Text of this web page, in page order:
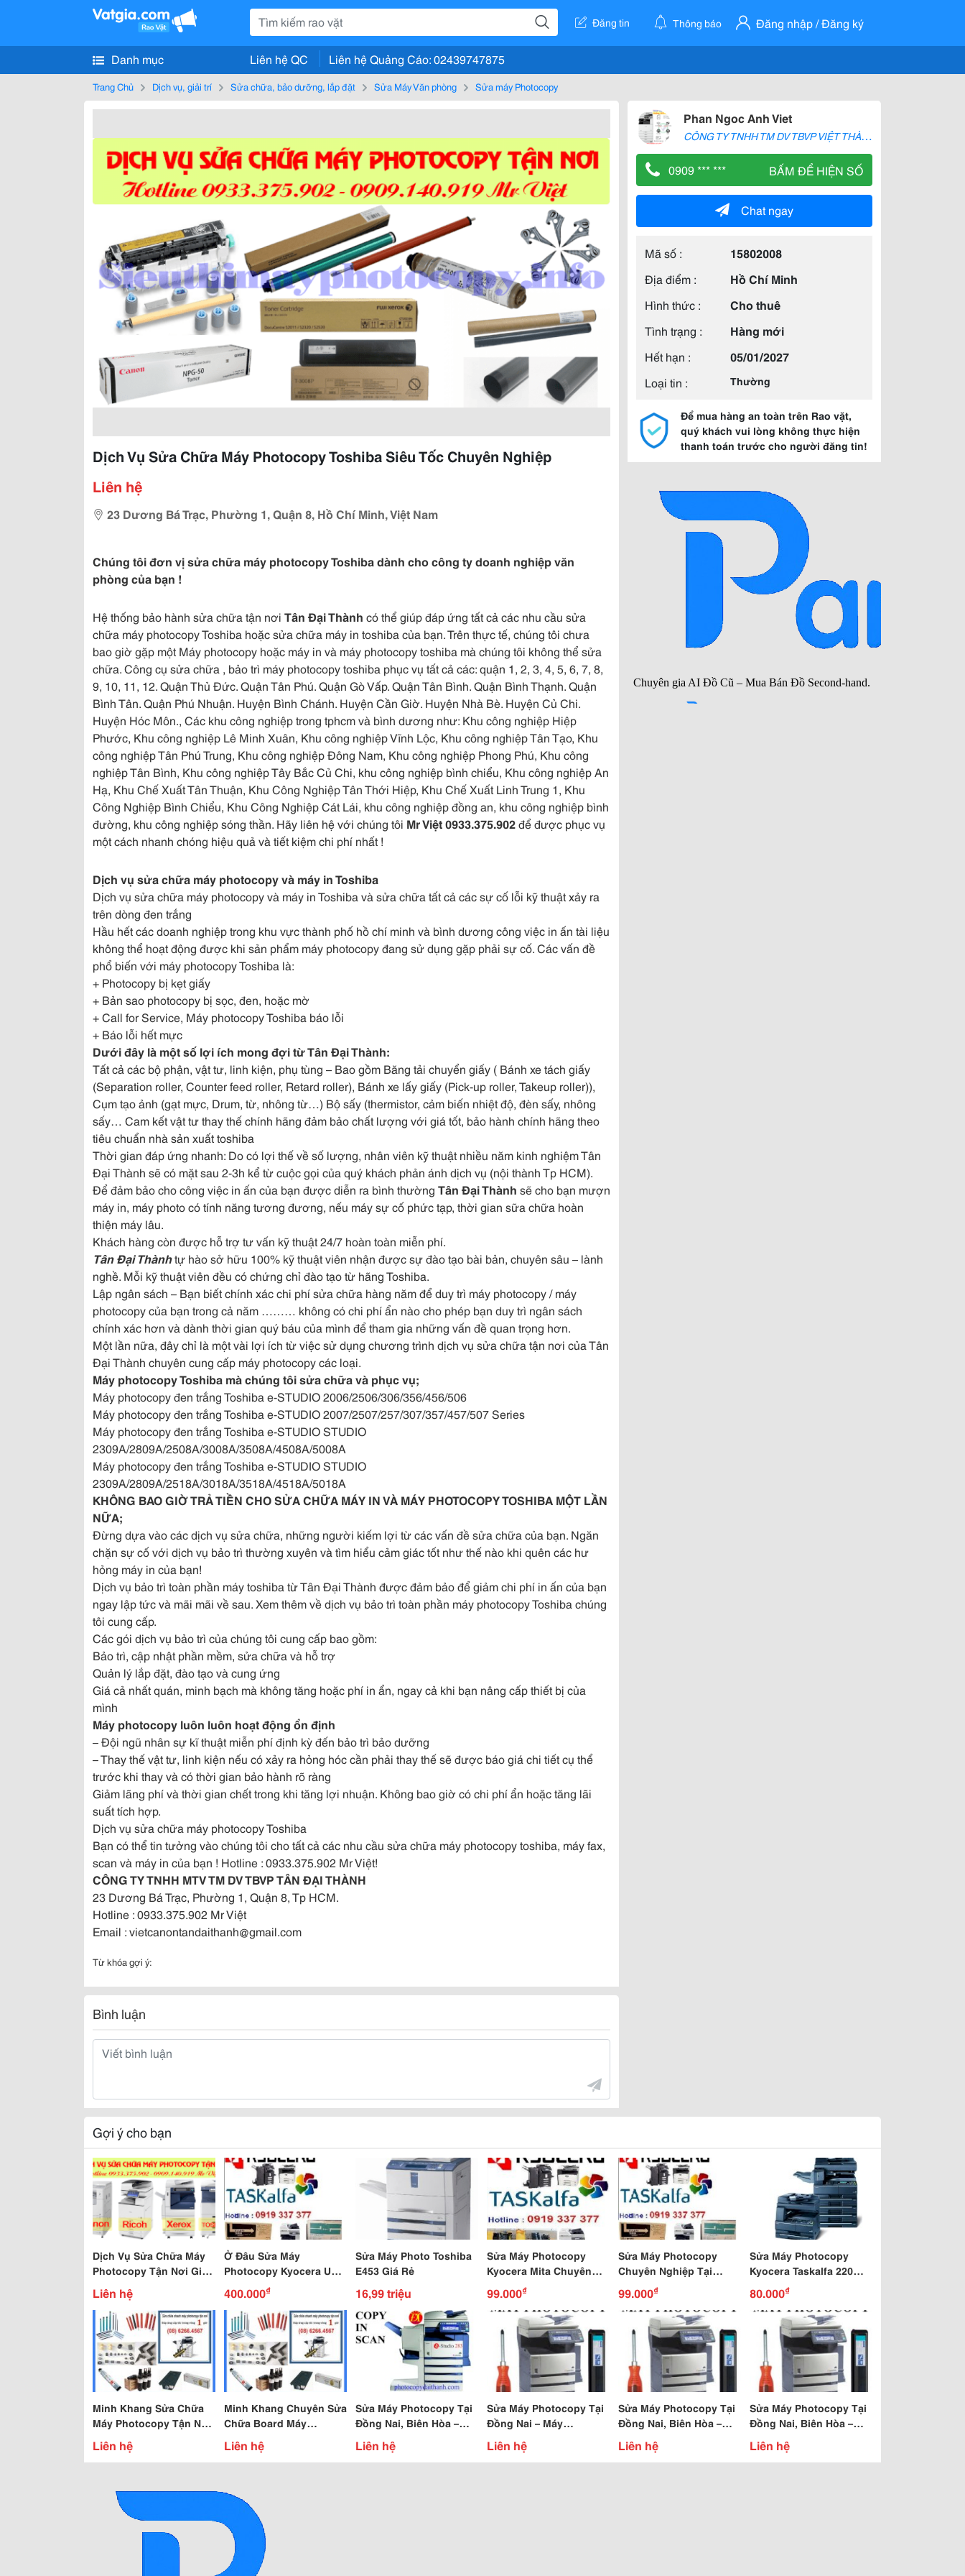
Đăng tin Thông báo Đăng nhập / Đăng ký
Danh mục Liên hệ QC Liên hệ Quảng Cáo: 02439747875
Trang Chủ Dịch vụ, giải trí Sửa chữa, bảo dưỡng, lắp đặt Sửa Máy Văn phòng Sửa máy Photocopy
Dịch Vụ Sửa Chữa Máy Photocopy Toshiba Siêu Tốc Chuyên Nghiệp
Liên hệ
23 Dương Bá Trạc, Phường 1, Quận 8, Hồ Chí Minh, Việt Nam
Chúng tôi đơn vị sửa chữa máy photocopy Toshiba dành cho công ty doanh nghiệp văn
phòng của bạn !
Hệ thống bảo hành sửa chữa tận nơi Tân Đại Thành có thể giúp đáp ứng tất cả các nhu cầu sửa
chữa máy photocopy Toshiba hoặc sửa chữa máy in toshiba của bạn. Trên thực tế, chúng tôi chưa
bao giờ gặp một Máy photocopy hoặc máy in và máy photocopy toshiba mà chúng tôi không thể sửa
chữa. Công cụ sửa chữa , bảo trì máy photocopy toshiba phục vụ tất cả các: quận 1, 2, 3, 4, 5, 6, 7, 8,
9, 10, 11, 12. Quận Thủ Đức. Quận Tân Phú. Quận Gò Vấp. Quận Tân Bình. Quận Bình Thạnh. Quận
Bình Tân. Quận Phú Nhuận. Huyện Bình Chánh. Huyện Cần Giờ. Huyện Nhà Bè. Huyện Củ Chi.
Huyện Hóc Môn., Các khu công nghiệp trong tphcm và bình dương như: Khu công nghiệp Hiệp
Phước, Khu công nghiệp Lê Minh Xuân, Khu công nghiệp Vĩnh Lộc, Khu công nghiệp Tân Tạo, Khu
công nghiệp Tân Phú Trung, Khu công nghiệp Đông Nam, Khu công nghiệp Phong Phú, Khu công
nghiệp Tân Bình, Khu công nghiệp Tây Bắc Củ Chi, khu công nghiệp bình chiểu, Khu công nghiệp An
Hạ, Khu Chế Xuất Tân Thuận, Khu Công Nghiệp Tân Thới Hiệp, Khu Chế Xuất Linh Trung 1, Khu
Công Nghiệp Bình Chiểu, Khu Công Nghiệp Cát Lái, khu công nghiệp đồng an, khu công nghiệp bình
đường, khu công nghiệp sóng thần. Hãy liên hệ với chúng tôi Mr Việt 0933.375.902để được phục vụ
một cách nhanh chóng hiệu quả và tiết kiệm chi phí nhất !
Dịch vụ sửa chữa máy photocopy và máy in Toshiba
Dịch vụ sửa chữa máy photocopy và máy in Toshiba và sửa chữa tất cả các sự cố lỗi kỹ thuật xảy ra
trên dòng đen trắng
Hầu hết các doanh nghiệp trong khu vực thành phố hồ chí minh và bình dương công việc in ấn tài liệu
không thể hoạt động được khi sản phẩm máy photocopy đang sử dụng gặp phải sự cố. Các vấn đề
phổ biến với máy photocopy Toshiba là:
+ Photocopy bị kẹt giấy
+ Bản sao photocopy bị sọc, đen, hoặc mờ
+ Call for Service, Máy photocopy Toshiba báo lỗi
+ Báo lỗi hết mực
Dưới đây là một số lợi ích mong đợi từ Tân Đại Thành:
Tất cả các bộ phận, vật tư, linh kiện, phụ tùng – Bao gồm Băng tải chuyển giấy ( Bánh xe tách giấy
(Separation roller, Counter feed roller, Retard roller), Bánh xe lấy giấy (Pick-up roller, Takeup roller)),
Cụm tạo ảnh (gạt mực, Drum, từ, nhông từ…) Bộ sấy (thermistor, cảm biến nhiệt độ, đèn sấy, nhông
sấy… Cam kết vật tư thay thế chính hãng đảm bảo chất lượng với giá tốt, bảo hành chính hãng theo
tiêu chuẩn nhà sản xuất toshiba
Thời gian đáp ứng nhanh: Do có lợi thế về số lượng, nhân viên kỹ thuật nhiều năm kinh nghiệm Tân
Đại Thành sẽ có mặt sau 2-3h kể từ cuộc gọi của quý khách phản ánh dịch vụ (nội thành Tp HCM).
Để đảm bảo cho công việc in ấn của bạn được diễn ra bình thường Tân Đại Thành sẽ cho bạn mượn
máy in, máy photo có tính năng tương đương, nếu máy sự cố phức tạp, thời gian sữa chữa hoàn
thiện máy lâu.
Khách hàng còn được hỗ trợ tư vấn kỹ thuật 24/7 hoàn toàn miễn phí.
Tân Đại Thànhtự hào sở hữu 100% kỹ thuật viên nhận được sự đào tạo bài bản, chuyên sâu – lành
nghề. Mỗi kỹ thuật viên đều có chứng chỉ đào tạo từ hãng Toshiba.
Lập ngân sách – Bạn biết chính xác chi phí sửa chữa hàng năm để duy trì máy photocopy / máy
photocopy của bạn trong cả năm ……… không có chi phí ẩn nào cho phép bạn duy trì ngân sách
chính xác hơn và dành thời gian quý báu của mình để tham gia những vấn đề quan trọng hơn.
Một lần nữa, đây chỉ là một vài lợi ích từ việc sử dụng chương trình dịch vụ sửa chữa tận nơi của Tân
Đại Thành chuyên cung cấp máy photocopy các loại.
Máy photocopy Toshiba mà chúng tôi sửa chữa và phục vụ;
Máy photocopy đen trắng Toshiba e-STUDIO 2006/2506/306/356/456/506
Máy photocopy đen trắng Toshiba e-STUDIO 2007/2507/257/307/357/457/507 Series
Máy photocopy đen trắng Toshiba e-STUDIO STUDIO
2309A/2809A/2508A/3008A/3508A/4508A/5008A
Máy photocopy đen trắng Toshiba e-STUDIO STUDIO
2309A/2809A/2518A/3018A/3518A/4518A/5018A
KHÔNG BAO GIỜ TRẢ TIỀN CHO SỬA CHỮA MÁY IN VÀ MÁY PHOTOCOPY TOSHIBA MỘT LẦN
NỮA;
Đừng dựa vào các dịch vụ sửa chữa, những người kiếm lợi từ các vấn đề sửa chữa của bạn. Ngăn
chặn sự cố với dịch vụ bảo trì thường xuyên và tìm hiểu cảm giác tốt như thế nào khi quên các hư
hỏng máy in của bạn!
Dịch vụ bảo trì toàn phần máy toshiba từ Tân Đại Thành được đảm bảo để giảm chi phí in ấn của bạn
ngay lập tức và mãi mãi về sau. Xem thêm về dịch vụ bảo trì toàn phần máy photocopy Toshiba chúng
tôi cung cấp.
Các gói dịch vụ bảo trì của chúng tôi cung cấp bao gồm:
Bảo trì, cập nhật phần mềm, sửa chữa và hỗ trợ
Quản lý lắp đặt, đào tạo và cung ứng
Giá cả nhất quán, minh bạch mà không tăng hoặc phí in ẩn, ngay cả khi bạn nâng cấp thiết bị của
mình
Máy photocopy luôn luôn hoạt động ổn định
– Đội ngũ nhân sự kĩ thuật miễn phí định kỳ đến bảo trì bảo dưỡng
– Thay thế vật tư, linh kiện nếu có xảy ra hỏng hóc cần phải thay thế sẽ được báo giá chi tiết cụ thể
trước khi thay và có thời gian bảo hành rõ ràng
Giảm lãng phí và thời gian chết trong khi tăng lợi nhuận. Không bao giờ có chi phí ẩn hoặc tăng lãi
suất tích hợp.
Dịch vụ sửa chữa máy photocopy Toshiba
Bạn có thể tin tưởng vào chúng tôi cho tất cả các nhu cầu sửa chữa máy photocopy toshiba, máy fax,
scan và máy in của bạn ! Hotline : 0933.375.902 Mr Việt!
CÔNG TY TNHH MTV TM DV TBVP TÂN ĐẠI THÀNH
23 Dương Bá Trạc, Phường 1, Quận 8, Tp HCM.
Hotline : 0933.375.902 Mr Việt
Email : vietcanontandaithanh@gmail.com
Từ khóa gợi ý:
Bình luận
Phan Ngoc Anh Viet
C
ÔNG TY TNHH TM DV TBVP VIỆT THÀNH
0909 *** *** BẤM ĐỂ HIỆN SỐ
Chat ngay
Mã số :
15802008
Địa điểm :
Hồ Chí Minh
Hình thức :
Cho thuê
Tình trạng :
Hàng mới
Hết hạn :
05/01/2027
Loại tin :
Thường
Để mua hàng an toàn trên Rao vặt,
quý khách vui lòng không thực hiện
thanh toán trước cho người đăng tin!
Gợi ý cho bạn
Dịch Vụ Sửa Chữa Máy
Photocopy Tận Nơi Giá
Rẻ Uy Tín Chuyên
Nghiệp
Liên hệ
Ở Đâu Sửa Máy
Photocopy Kyocera Uy
Tín - Chuyên Nghiệp Giá
Rẻ Tại Tphcm
400.000₫
Sửa Máy Photo Toshiba
E453 Giá Rẻ
16,99 triệu
Sửa Máy Photocopy
Kyocera Mita Chuyên
Nghiệp Giá Rẻ
99.000₫
Sửa Máy Photocopy
Chuyên Nghiệp Tại
Tphcm
99.000₫
Sửa Máy Photocopy
Kyocera Taskalfa 220
Chuyên Nghiệp.
80.000₫
Minh Khang Sửa Chữa
Máy Photocopy Tận Nơi,
Thay Mực Máy
Photocopy Tận Nơi,
Liên hệ
Minh Khang Chuyên Sửa
Chữa Board Máy
Photocopy Canon, Sửa
Chữa Máy Photocopy,
Liên hệ
Sửa Máy Photocopy Tại
Đồng Nai, Biên Hòa –
Máy Photocopy Canon
Ir-2016
Liên hệ
Sửa Máy Photocopy Tại
Đồng Nai – Máy
Photocopy Toshiba E283
Liên hệ
Sửa Máy Photocopy Tại
Đồng Nai, Biên Hòa –
Máy Photocopy Ricoh
Liên hệ
Sửa Máy Photocopy Tại
Đồng Nai, Biên Hòa –
Máy Photocopy Canon
Liên hệ